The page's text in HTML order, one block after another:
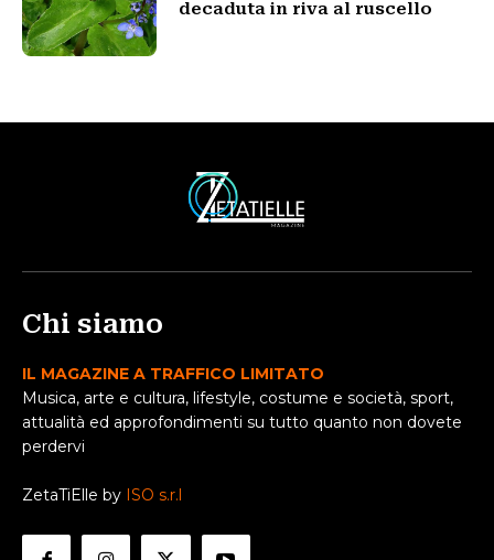
decaduta in riva al ruscello
Chi siamo
IL MAGAZINE A TRAFFICO LIMITATO
Musica, arte e cultura, lifestyle, costume e società, sport,
attualità ed approfondimenti su tutto quanto non dovete
perdervi
ZetaTiElle by ISO s.r.l